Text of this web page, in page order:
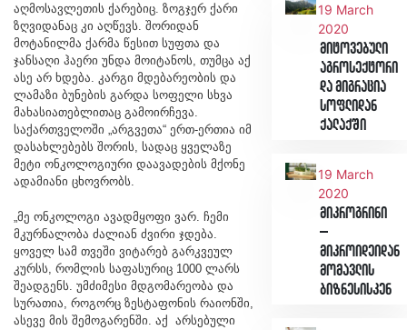
აღმოსავლეთის ქარებიც. ზოგჯერ ქარი
ზღვიდანაც კი აღწევს. შორიდან
მოტანილმა ქარმა წესით სუფთა და
ჯანსაღი ჰაერი უნდა მოიტანოს, თუმცა აქ
ასე არ ხდება. კარგი მდებარეობის და
ლამაზი ბუნების გარდა სოფელი სხვა
მახასიათებლითაც გამოირჩევა.
საქართველოში „არგვეთა“ ერთ-ერთია იმ
დასახლებებს შორის, სადაც ყველაზე
მეტი ონკოლოგიური დაავადების მქონე
ადამიანი ცხოვრობს.
„მე ონკოლოგი ავადმყოფი ვარ. ჩემი
მკურნალობა ძალიან ძვირი ჯდება.
ყოველ სამ თვეში ვიტარებ გარკვეულ
კურსს, რომლის საფასურიც 1000 ლარს
შეადგენს. უმძიმესი მდგომარეობა და
სურათია, როგორც ზესტაფონის რაიონში,
ასევე მის შემოგარენში. აქ არსებული
19 March
2020
მიტოვებული
აგროსექტორი
და მიგრაცია
სოფლიდან
ქალაქში
19 March
2020
მიკროგრინი
–
მიკროიდეიდან
მომავლის
ბიზნესისკენ